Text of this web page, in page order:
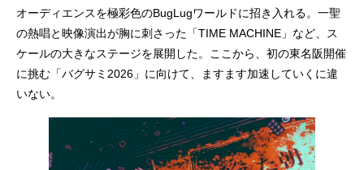
オーディエンスを極彩色のBugLugワールドに招き入れる。一聖
の熱唱と映像演出が胸に刺さった「TIME MACHINE」など、ス
ケールの大きなステージを展開した。ここから、初の東名阪開催
に挑む「バグサミ2026」に向けて、ますます加速していくに違
いない。